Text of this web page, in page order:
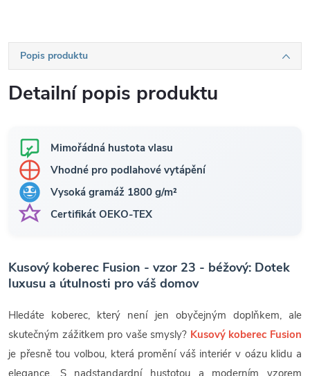
Popis produktu
Detailní popis produktu
Mimořádná hustota vlasu
Vhodné pro podlahové vytápění
Vysoká gramáž 1800 g/m²
Certifikát OEKO-TEX
Kusový koberec Fusion - vzor 23 - béžový: Dotek
luxusu a útulnosti pro váš domov
Hledáte koberec, který není jen obyčejným doplňkem, ale
skutečným zážitkem pro vaše smysly? Kusový koberec Fusion
je přesně tou volbou, která promění váš interiér v oázu klidu a
elegance. S nadstandardní hustotou a moderním vzorem